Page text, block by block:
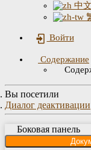
中
Войти
Содержание
Вы посетили
Диалог деактивации
Боковая панель